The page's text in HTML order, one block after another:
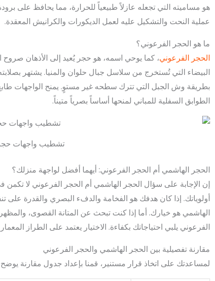
هو مساميته التي تجعله عازلاً طبيعياً للحرارة، مما يحافظ على
عملية النحت والتشكيل عليه لعمل الديكورات والكرانيش المعقدة.
ما هو الحجر الفرعوني؟
الحجر الفرعوني، كما يوحي اسمه، هو حجر يُعيد إلى الأذهان صروح
البيضاء التي تُستخرج من سلاسل جبال حلوان والمنيا. يشتهر
بطريقة وش الجبل التي تترك سطحه غير مستوٍ. يمنح الواجهات طابع
الطوابق السفلية للمباني لمنحها أساساً بصرياً متيناً.
تشطيب واجهات
الحجر الهاشمي أم الحجر الفرعوني: أيهما أفضل لواجهة منزلك؟
إن الإجابة على سؤال الحجر الهاشمي أم الحجر الفرعوني لا
أولوياتك. إذا كان هدفك هو الفخامة والدفء البصري والقدرة على
الهاشمي هو خيارك. أما إذا كنت تبحث عن المتانة القصوى، والمظهر
الفرعوني يلبي احتياجاتك بكفاءة. الاختيار يعتمد على الطراز
مقارنة تفصيلية بين الحجر الهاشمي والحجر الفرعوني
لمساعدتك على اتخاذ قرار مستنير، قمنا بإعداد جدول مقارنة